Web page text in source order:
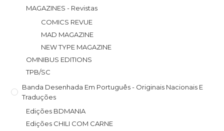
MAGAZINES - Revistas
COMICS REVUE
MAD MAGAZINE
NEW TYPE MAGAZINE
OMNIBUS EDITIONS
TPB/SC
Banda Desenhada Em Português - Originais Nacionais E
Traduções
Edições BDMANIA
Edições CHILI COM CARNE